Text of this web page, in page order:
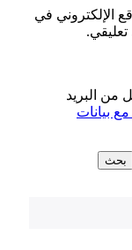
الإلكتروني في
من البريد
بيانات